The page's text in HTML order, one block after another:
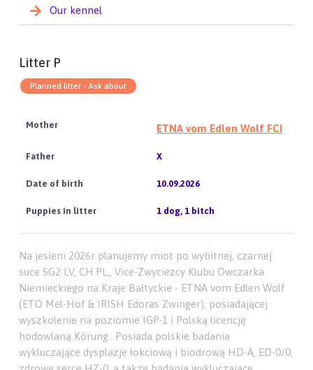
Our kennel
Litter P
Planned litter - Ask about
ETNA vom Edlen Wolf FCI
X
10.09.2026
1 dog, 1 bitch
Na jesieni 2026r planujemy miot po wybitnej, czarnej
suce SG2 LV, CH.PL,, Vice-Zwyciezcy Klubu Owczarka
Niemieckiego na Kraje Bałtyckie - ETNA vom Edlen Wolf
(ETO Mel-Hof & IRISH Edoras Zwinger), posiadającej
wyszkolenie na poziomie IGP-1 i Polską licencję
hodowlaną Körung.. Posiada polskie badania
wykluczające dysplazje łokciową i biodrową HD-A, ED-0/0,